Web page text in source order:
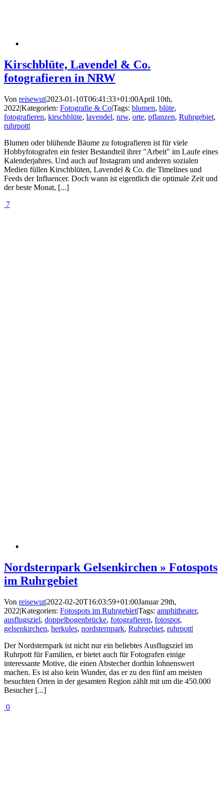
Kirschblüte, Lavendel & Co.
fotografieren in NRW
Von reisewut|2023-01-10T06:41:33+01:00April 10th,
2022|Kategorien: Fotografie & Co|Tags: blumen, blüte,
fotografieren, kirschblüte, lavendel, nrw, orte, pflanzen, Ruhrgebiet,
ruhrpott|
Blumen oder blühende Bäume zu fotografieren ist für viele
Hobbyfotografen ein fester Bestandteil ihrer "Arbeit" im Laufe eines
Kalenderjahres. Und auch auf Instagram und anderen sozialen
Medien füllen Kirschblüten, Lavendel & Co. die Timelines und
Feeds der Influencer. Doch wann ist eigentlich die optimale Zeit und
der beste Monat, [...]
7
Nordsternpark Gelsenkirchen » Fotospots
im Ruhrgebiet
Von reisewut|2022-02-20T16:03:59+01:00Januar 29th,
2022|Kategorien: Fotospots im Ruhrgebiet|Tags: amphitheater,
ausflugsziel, doppelbogenbrücke, fotografieren, fotospot,
gelsenkirchen, herkules, nordsternpark, Ruhrgebiet, ruhrpott|
Der Nordsternpark ist nicht nur ein beliebtes Ausflugsziel im
Ruhrpott für Familien, er bietet auch für Fotografen einige
interessante Motive, die einen Abstecher dorthin lohnenswert
machen. Es ist also kein Wunder, das er zu den fünf am meisten
besuchten Orten in der gesamten Region zählt mit um die 450.000
Besucher [...]
0